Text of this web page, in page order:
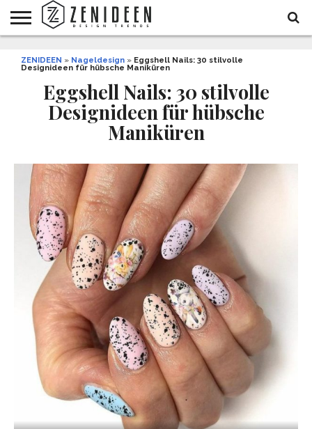
INNENDESIGN
ARCHITEKTUR
GARTEN
UND
LIFESTYLE
DEKO
&
DIY
STYLE
REZEPTE
GESUNDHEIT
WEIHNACHTEN
ZENIDEEN » Nageldesign » Eggshell Nails: 30 stilvolle
Designideen für hübsche Maniküren
Eggshell Nails: 30 stilvolle
Designideen für hübsche
Maniküren